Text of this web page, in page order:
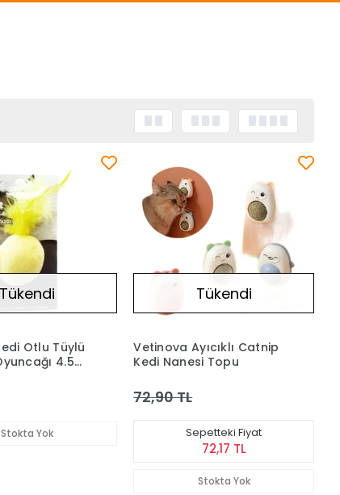
Tükendi
Otlu Tüylü
4.5
Stokta Yok
Tükendi
Vetinova Ayıcıklı Catnip
Kedi Nanesi Topu
72,90 TL
Sepetteki Fiyat
72,17 TL
Stokta Yok